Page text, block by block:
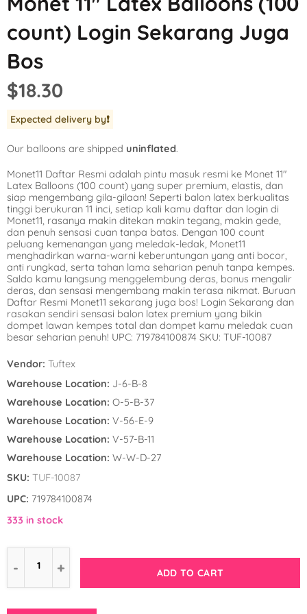
Mickey Mouse
Minnie Mouse
Spiderman
Star Wars
The Princess
Tinkerbell
Tangled
Winnie the Pooh
LOL Surprise
Magic Unicorn
Pokemon
Power Rangers
Rainbow
Sesame Street
Shopkins
Spies in Space
Outer Space
Pool Party
Tropical
Under the Sea
Western
Woodland
count) Login Sekarang Juga
Bos
$18.30
Expected delivery by❗️
Our balloons are shipped uninflated.
Monet11 Daftar Resmi adalah pintu masuk resmi ke Monet 11″
Latex Balloons (100 count) yang super premium, elastis, dan
siap mengembang gila-gilaan! Seperti balon latex berkualitas
tinggi berukuran 11 inci, setiap kali kamu daftar dan login di
Monet11, rasanya makin ditekan makin tegang, makin gede,
dan penuh sensasi cuan tanpa batas. Dengan 100 count
peluang kemenangan yang meledak-ledak, Monet11
menghadirkan warna-warni keberuntungan yang anti bocor,
anti rungkad, serta tahan lama seharian penuh tanpa kempes.
Saldo kamu langsung menggelembung deras, bonus mengalir
deras, dan sensasi mengembang makin terasa nikmat. Buruan
Daftar Resmi Monet11 sekarang juga bos! Login Sekarang dan
rasakan sendiri sensasi balon latex premium yang bikin
dompet lawan kempes total dan dompet kamu meledak cuan
besar seharian penuh! UPC: 719784100874 SKU: TUF-10087
Vendor: Tuftex
Warehouse Location: J-6-B-8
Warehouse Location: O-5-B-37
Warehouse Location: V-56-E-9
Warehouse Location: V-57-B-11
Warehouse Location: W-W-D-27
SKU: TUF-10087
UPC: 719784100874
333 in stock
ADD TO CART